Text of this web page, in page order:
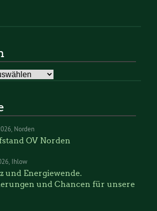
Norden
OV Norden
Ihlow
und Energiewende.
und Chancen für unsere